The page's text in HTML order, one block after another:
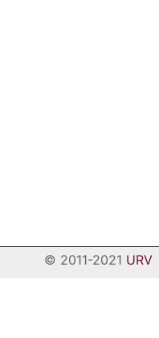
© 2011-2021 URV